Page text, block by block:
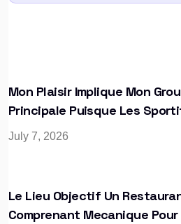
Mon Plaisir Implique Mon
Principale Puisque Les
Acheter La Zone
July 7, 2026
Le Lieu Objectif Un
Comprenant Mecanique